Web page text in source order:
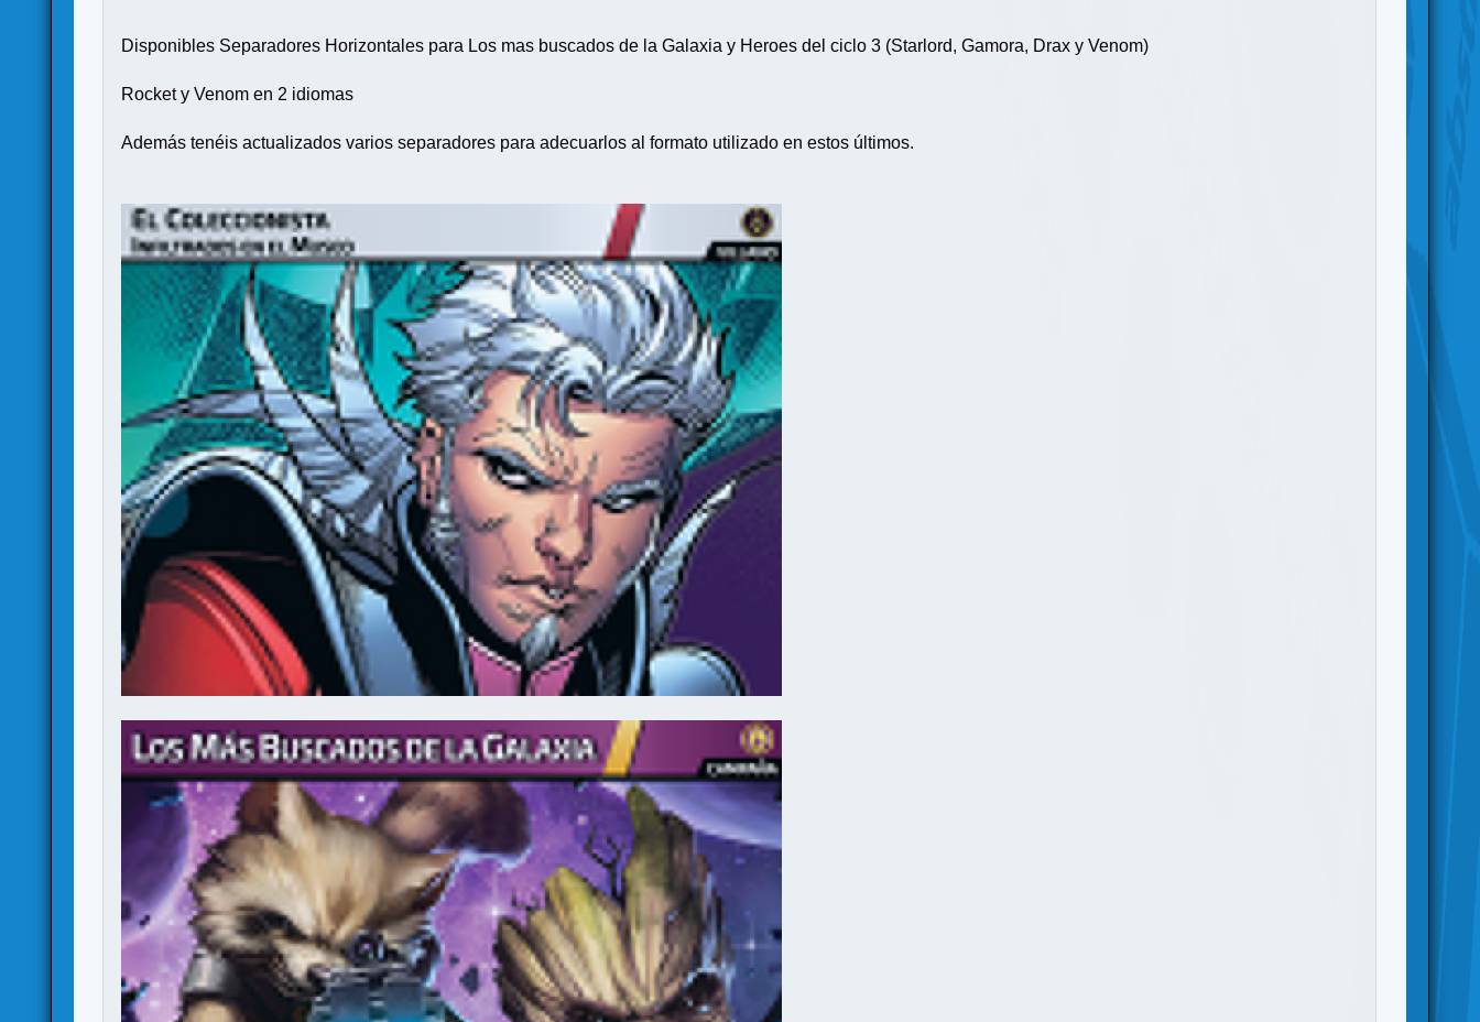
Disponibles Separadores Horizontales para Los mas buscados de la Galaxia y Heroes del ciclo 3 (Starlord, Gamora, Drax y Venom)
Rocket y Venom en 2 idiomas
Además tenéis actualizados varios separadores para adecuarlos al formato utilizado en estos últimos.